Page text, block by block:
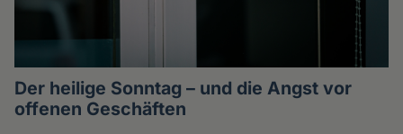
Der heilige Sonntag – und die Angst vor
offenen Geschäften